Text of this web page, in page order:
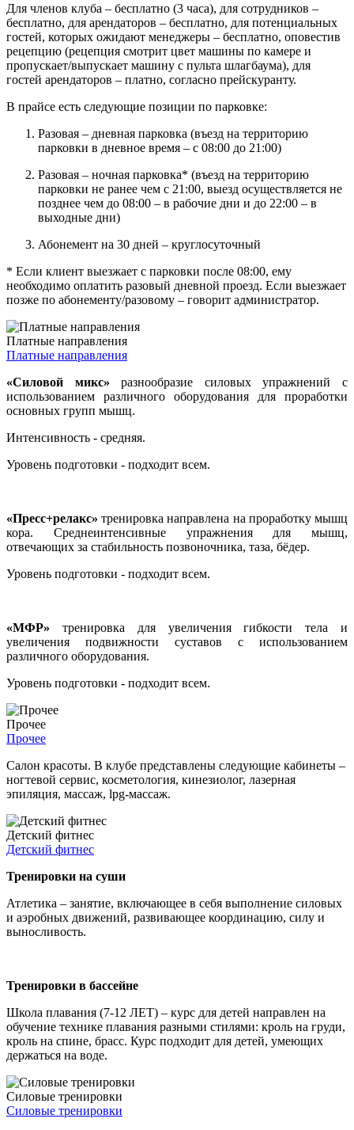
Для членов клуба – бесплатно (3 часа), для сотрудников –
бесплатно, для арендаторов – бесплатно, для потенциальных
гостей, которых ожидают менеджеры – бесплатно, оповестив
рецепцию (рецепция смотрит цвет машины по камере и
пропускает/выпускает машину с пульта шлагбаума), для
гостей арендаторов – платно, согласно прейскуранту.
В прайсе есть следующие позиции по парковке:
Разовая – дневная парковка (въезд на территорию
парковки в дневное время – с 08:00 до 21:00)
Разовая – ночная парковка* (въезд на территорию
парковки не ранее чем с 21:00, выезд осуществляется не
позднее чем до 08:00 – в рабочие дни и до 22:00 – в
выходные дни)
Абонемент на 30 дней – круглосуточный
* Если клиент выезжает с парковки после 08:00, ему
необходимо оплатить разовый дневной проезд. Если выезжает
позже по абонементу/разовому – говорит администратор.
Платные направления
Платные направления
«Силовой микс»разнообразие силовых упражнений с
использованием различного оборудования для проработки
основных групп мышц.
Интенсивность - средняя.
Уровень подготовки - подходит всем.
«Пресс+релакс»тренировка направлена на проработку мышц
кора. Среднеинтенсивные упражнения для мышц,
отвечающих за стабильность позвоночника, таза, бёдер.
Уровень подготовки - подходит всем.
«МФР» тренировка для увеличения гибкости тела и
увеличения подвижности суставов с использованием
различного оборудования.
Уровень подготовки - подходит всем.
Прочее
Прочее
Салон красоты. В клубе представлены следующие кабинеты –
ногтевой сервис, косметология, кинезиолог, лазерная
эпиляция, массаж, lpg-массаж.
Детский фитнес
Детский фитнес
Тренировки на суши
Атлетика – занятие, включающее в себя выполнение силовых
и аэробных движений, развивающее координацию, силу и
выносливость.
Тренировки в бассейне
Школа плавания (7-12 ЛЕТ) – курс для детей направлен на
обучение технике плавания разными стилями: кроль на груди,
кроль на спине, брасс. Курс подходит для детей, умеющих
держаться на воде.
Силовые тренировки
Силовые тренировки